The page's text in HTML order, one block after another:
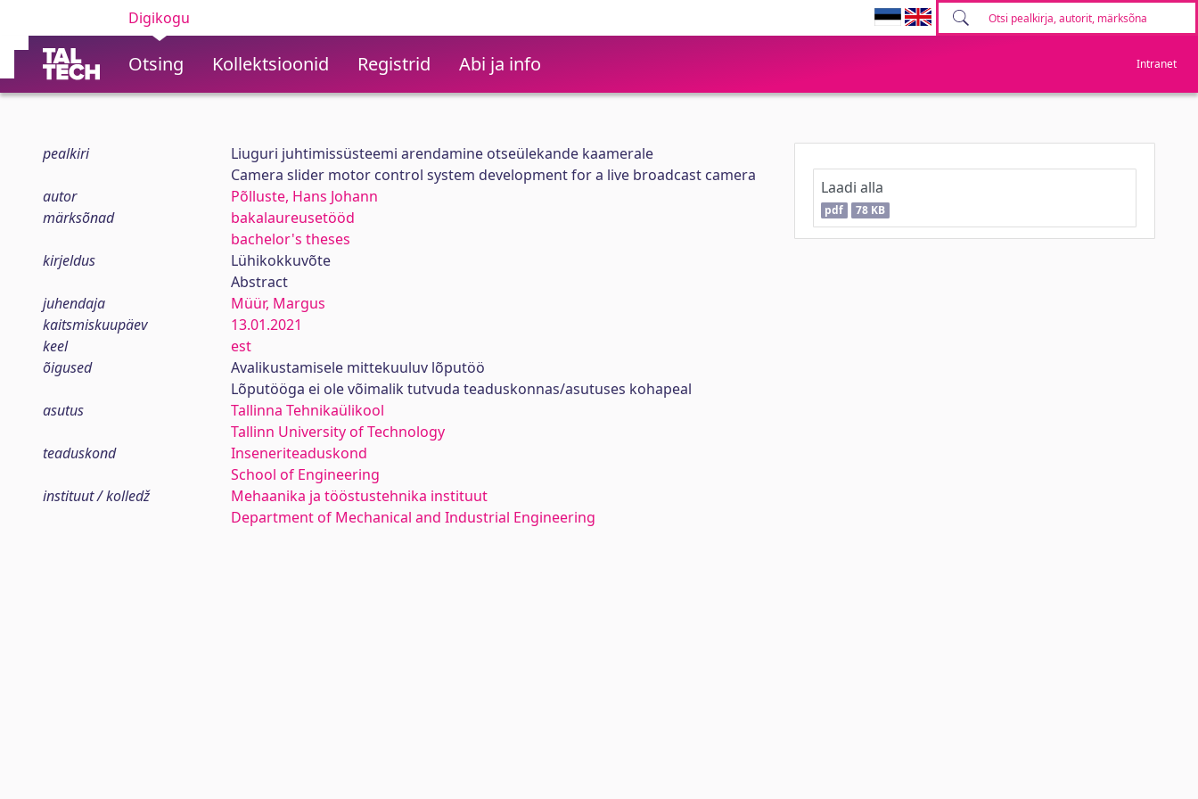
Digikogu
Otsing Kollektsioonid Registrid Abi ja info Intranet
pealkiri
Liuguri juhtimissüsteemi arendamine otseülekande kaamerale
Camera slider motor control system development for a live broadcast camera
autor
Põlluste, Hans Johann
märksõnad
bakalaureusetööd
bachelor's theses
kirjeldus
Lühikokkuvõte
Abstract
juhendaja
Müür, Margus
kaitsmiskuupäev
13.01.2021
keel
est
õigused
Avalikustamisele mittekuuluv lõputöö
Lõputööga ei ole võimalik tutvuda teaduskonnas/asutuses kohapeal
asutus
Tallinna Tehnikaülikool
Tallinn University of Technology
teaduskond
Inseneriteaduskond
School of Engineering
instituut / kolledž
Mehaanika ja tööstustehnika instituut
Department of Mechanical and Industrial Engineering
Laadi alla
pdf 78 KB